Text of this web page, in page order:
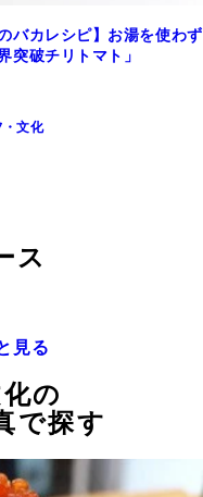
バカレシピ】お湯を使わず
破チリトマト」
・文化
ス
見る
の
で探す